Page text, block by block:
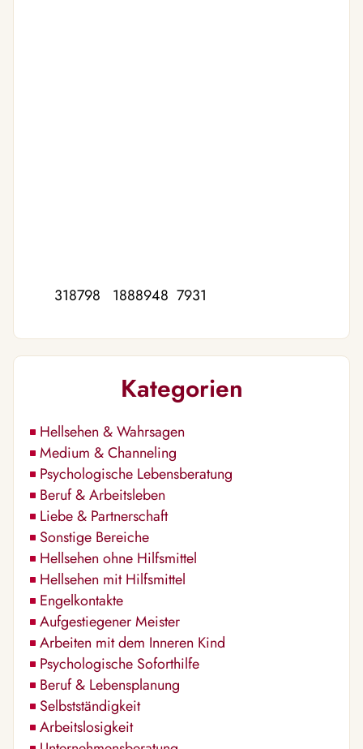
318798 1888948 7931
Kategorien
Hellsehen & Wahrsagen
Medium & Channeling
Psychologische Lebensberatung
Beruf & Arbeitsleben
Liebe & Partnerschaft
Sonstige Bereiche
Hellsehen ohne Hilfsmittel
Hellsehen mit Hilfsmittel
Engelkontakte
Aufgestiegener Meister
Arbeiten mit dem Inneren Kind
Psychologische Soforthilfe
Beruf & Lebensplanung
Selbstständigkeit
Arbeitslosigkeit